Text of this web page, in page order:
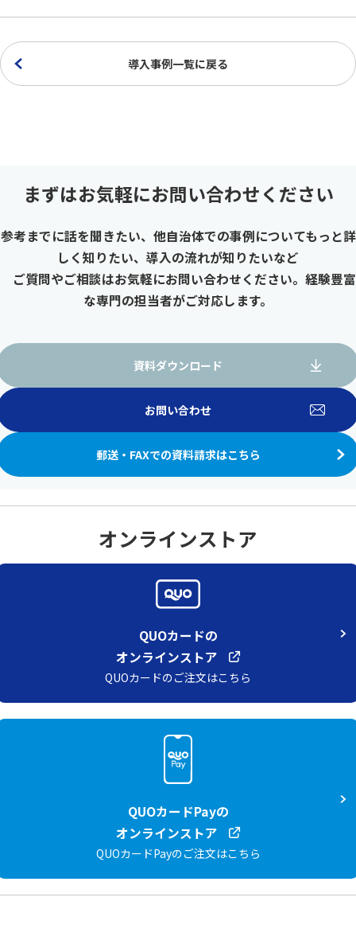
導入事例一覧に戻る
まずはお気軽にお問い合わせください
参考までに話を聞きたい、他自治体での事例についてもっと詳
しく知りたい、導入の流れが知りたいなど
ご質問やご相談はお気軽にお問い合わせください。経験豊富
な専門の担当者がご対応します。
資料ダウンロード
お問い合わせ
郵送・FAXでの資料請求はこちら
オンラインストア
QUOカードの
オンラインストア
QUOカードのご注文はこちら
QUOカードPayの
オンラインストア
QUOカードPayのご注文はこちら